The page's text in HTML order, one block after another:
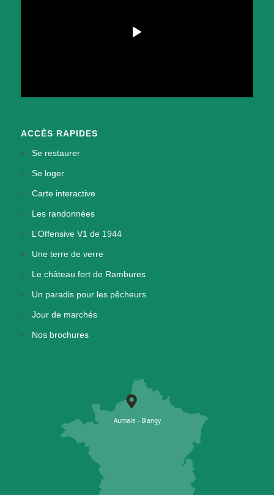
ACCÈS RAPIDES
Se restaurer
Se loger
Carte interactive
Les randonnées
L’Offensive V1 de 1944
Une terre de verre
Le château fort de Rambures
Un paradis pour les pêcheurs
Jour de marchés
Nos brochures